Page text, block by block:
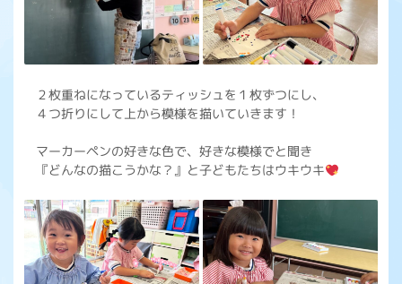
２枚重ねになっているティッシュを１枚ずつにし、
４つ折りにして上から模様を描いていきます！
マーカーペンの好きな色で、好きな模様でと聞き
『どんなの描こうかな？』と子どもたちはウキウキ